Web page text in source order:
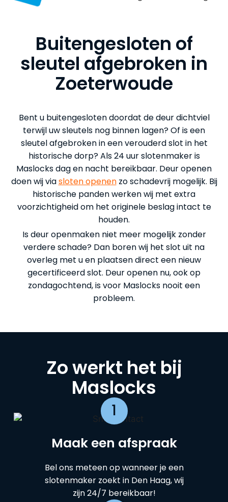
Buitengesloten of
sleutel afgebroken in
Zoeterwoude
Bent u buitengesloten doordat de deur dichtviel
terwijl uw sleutels nog binnen lagen? Of is een
sleutel afgebroken in een verouderd slot in het
historische dorp? Als 24 uur slotenmaker is
Maslocks dag en nacht bereikbaar. Deur openen
doen wij viasloten openenzo schadevrij mogelijk. Bij
historische panden werken wij met extra
voorzichtigheid om het originele beslag intact te
houden.
Is deur openmaken niet meer mogelijk zonder
verdere schade? Dan boren wij het slot uit na
overleg met u en plaatsen direct een nieuw
gecertificeerd slot. Deur openen nu, ook op
zondagochtend, is voor Maslocks nooit een
probleem.
Zo werkt het bij
Maslocks
1
Maak een afspraak
Bel ons meteen op wanneer je een
slotenmaker zoekt in Den Haag, wij
zijn 24/7 bereikbaar!